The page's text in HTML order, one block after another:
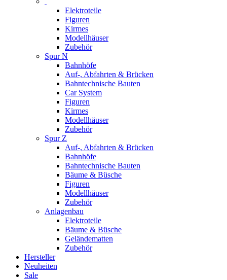
Elektroteile
Figuren
Kirmes
Modellhäuser
Zubehör
Spur N
Bahnhöfe
Auf-, Abfahrten & Brücken
Bahntechnische Bauten
Car System
Figuren
Kirmes
Modellhäuser
Zubehör
Spur Z
Auf-, Abfahrten & Brücken
Bahnhöfe
Bahntechnische Bauten
Bäume & Büsche
Figuren
Modellhäuser
Zubehör
Anlagenbau
Elektroteile
Bäume & Büsche
Geländematten
Zubehör
Hersteller
Neuheiten
Sale